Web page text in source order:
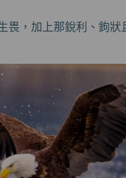
，加上那銳利、鉤狀